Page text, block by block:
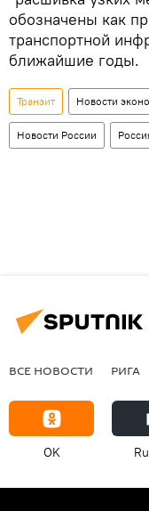
обозначены как
транспортной
ближайшие годы.
Транзит Новости
Новости России
ВСЕ НОВОСТИ РИГА
OK